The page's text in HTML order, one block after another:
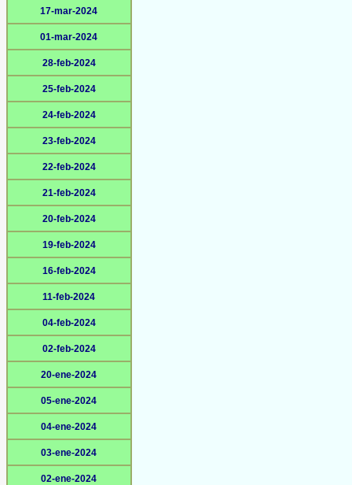
17-mar-2024
01-mar-2024
28-feb-2024
25-feb-2024
24-feb-2024
23-feb-2024
22-feb-2024
21-feb-2024
20-feb-2024
19-feb-2024
16-feb-2024
11-feb-2024
04-feb-2024
02-feb-2024
20-ene-2024
05-ene-2024
04-ene-2024
03-ene-2024
02-ene-2024